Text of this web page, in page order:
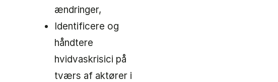
ændringer,
Identificere og
håndtere
hvidvaskrisici på
tværs af aktører i